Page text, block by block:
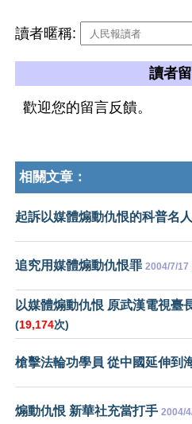
讀者暱稱:
讀者
歡迎您的留言反饋。
相關文章：
起訴以媒體煽動仇恨的科普名人
追究用媒體煽動仇恨罪 2004/7/17
以媒體煽動仇恨 原武漢電視臺
(19,174次)
槍擊法輪功學員 從中國延伸到
煽動仇恨 新華社充當打手 2004/